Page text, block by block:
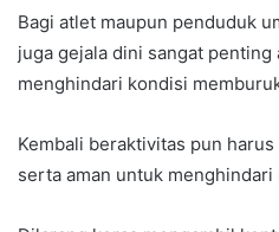
Bagi atlet maupun penduduk
juga gejala dini sangat
menghindari kondisi
Kembali beraktivitas pun
serta aman untuk